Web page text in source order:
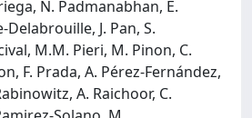
N. Padmanabhan, E.
Delabrouille, J. Pan, S.
M.M. Pieri, M. Pinon, C.
F. Prada, A. Pérez-Fernández,
A. Raichoor, C.